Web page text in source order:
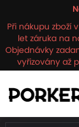
Při nákupu zboží
let záruka na
Objednávky
vyřizovány až